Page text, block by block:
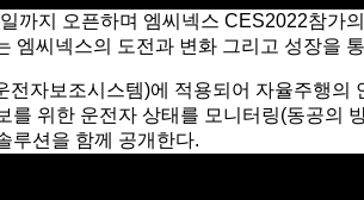
까지 오픈하며 엠씨넥스 CES2022참가
씨넥스의 도전과 변화 그리고 성장을
자보조시스템)에 적용되어 자율주행
위한 운전자 상태를 모니터링(동공의
루션을 함께 공개한다.